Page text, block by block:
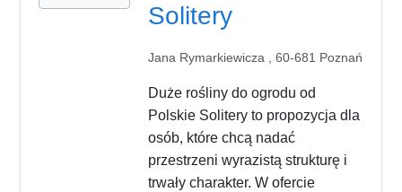
Solitery
Jana Rymarkiewicza , 60-681 Poznań
Duże rośliny do ogrodu od
Polskie Solitery to propozycja dla
osób, które chcą nadać
przestrzeni wyrazistą strukturę i
trwały charakter. W ofercie